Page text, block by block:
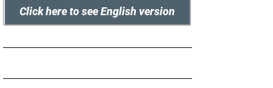
Click here to see English version